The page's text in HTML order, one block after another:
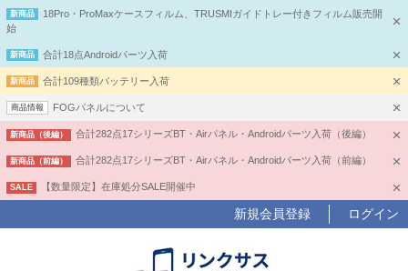
新商品
18Pro・ProMaxケースフィルム、TRUSMIガイドトレー付きフィルム販売開
始
新商品 合計18点Androidパーツ入荷
新商品 合計109種類バッテリー入荷
商品情報 FOGパネルについて
新商品（後編） 合計282点17シリーズBT・Airパネル・Androidパーツ入荷（後編）
新商品（前編） 合計282点17シリーズBT・Airパネル・Androidパーツ入荷（前編）
SALE 【数量限定】在庫処分SALE開催中
新規会員登録 ログイン